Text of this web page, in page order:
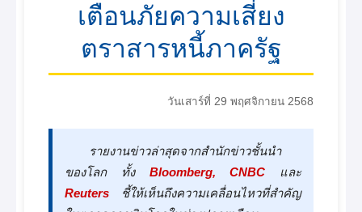
เตือนภัยความเสี่ยง
ตราสารหนี้ภาครัฐ
วันเสาร์ที่ 29 พฤศจิกายน 2568
รายงานข่าวล่าสุดจากสำนักข่าวชั้นนำ
ของโลก ทั้ง Bloomberg, CNBC และ
Reuters ชี้ให้เห็นถึงความเคลื่อนไหวที่สำคัญ